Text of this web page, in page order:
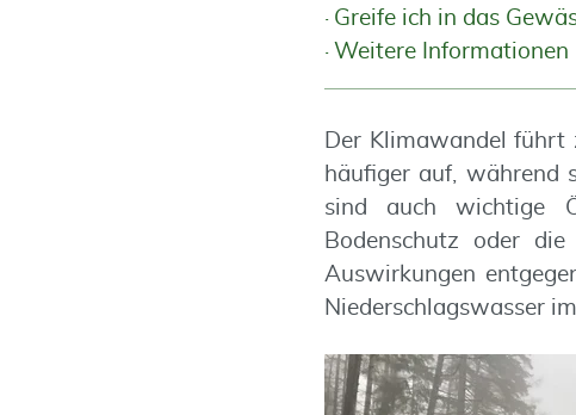
Greife ich in das
Weitere Informationen
Der Klimawandel führt
häufiger auf, während
sind auch wichtige
Bodenschutz oder
Auswirkungen
Niederschlagswasser